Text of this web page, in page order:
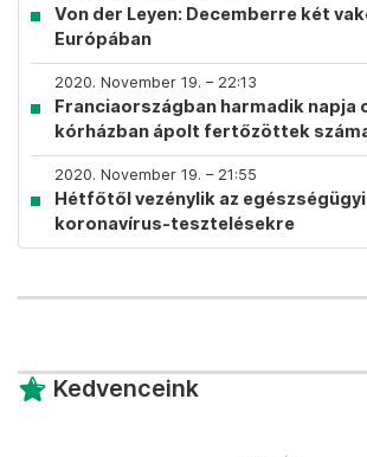
Von der Leyen: Decemberre két
Európában
2020. November 19. – 22:13
Franciaországban harmadik napja
kórházban ápolt fertőzöttek
2020. November 19. – 21:55
Hétfőtől vezénylik az
koronavírus-tesztelésekre
Kedvenceink